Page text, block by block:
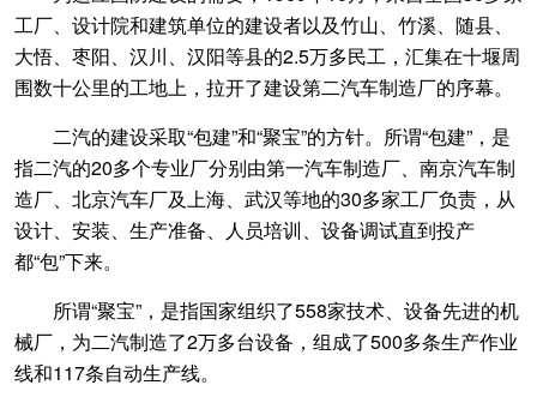
工厂、设计院和建筑单位的建设者以及竹山、竹溪、随县、
大悟、枣阳、汉川、汉阳等县的2.5万多民工，汇集在十堰周
围数十公里的工地上，拉开了建设第二汽车制造厂的序幕。
二汽的建设采取“包建”和“聚宝”的方针。所谓“包建”，是
指二汽的20多个专业厂分别由第一汽车制造厂、南京汽车制
造厂、北京汽车厂及上海、武汉等地的30多家工厂负责，从
设计、安装、生产准备、人员培训、设备调试直到投产
都“包”下来。
所谓“聚宝”，是指国家组织了558家技术、设备先进的机
械厂，为二汽制造了2万多台设备，组成了500多条生产作业
线和117条自动生产线。